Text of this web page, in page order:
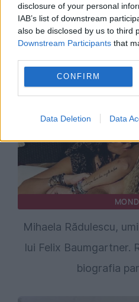
disclosure of your personal
IAB’s list of downstream
also be disclosed by us to third
Downstream Participants that
CONFIRM
Data Deletion Data
Gestul din parcare
pe șoferi. Numărul din
Mihaela Rădulescu,
lui Felix Baumgartner.
biografia